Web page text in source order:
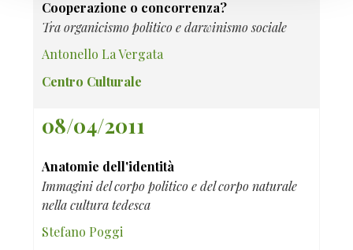
Cooperazione o concorrenza?
Tra organicismo politico e darwinismo sociale
Antonello La Vergata
Centro Culturale
08/04/2011
Anatomie dell'identità
Immagini del corpo politico e del corpo naturale
nella cultura tedesca
Stefano Poggi